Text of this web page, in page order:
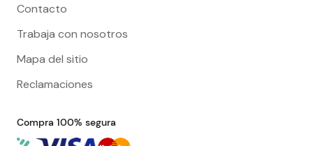
Contacto
Trabaja con nosotros
Mapa del sitio
Reclamaciones
Compra 100% segura